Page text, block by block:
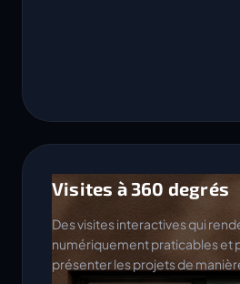
Visites à 360 degrés
Des visites interactives qui
numériquement praticables et
présenter les projets de